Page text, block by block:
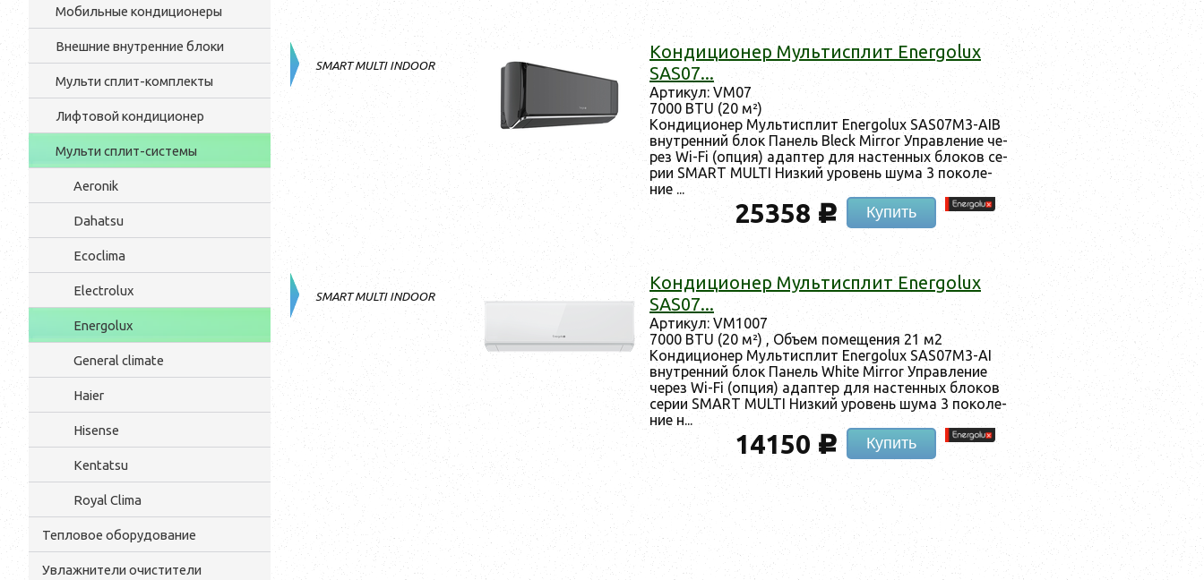
Мобильные кондиционеры
Внешние внутренние блоки
Мульти cплит-комплекты
Лифтовой кондиционер
Мульти сплит-системы
Aeronik
Dahatsu
Ecoclima
Electrolux
Energolux
General climate
Haier
Hisense
Kentatsu
Royal Clima
Тепловое оборудование
Увлажнители очистители
SMART MULTI INDOOR
Кон­ди­ци­онер Муль­тис­плит Energolux
SAS07...
Ар­ти­кул: VM07
7000 BTU (20 м²)
Кон­ди­ци­онер Муль­тис­плит Energolux SAS07M3-AIB
внут­ренний блок Па­нель Bleck Mirror Уп­равле­ние че­
рез Wi-Fi (оп­ция) адап­тер для нас­тенных бло­ков се­
рии SMART MULTI Низ­кий уро­вень шу­ма 3 по­коле­
ние ...
25358 c Купить
SMART MULTI INDOOR
Кон­ди­ци­онер Муль­тис­плит Energolux
SAS07...
Ар­ти­кул: VM1007
7000 BTU (20 м²) , Объ­ем по­меще­ния 21 м2
Кон­ди­ци­онер Муль­тис­плит Energolux SAS07M3-AI
внут­ренний блок Па­нель White Mirror Уп­равле­ние
че­рез Wi-Fi (оп­ция) адап­тер для нас­тенных бло­ков
се­рии SMART MULTI Низ­кий уро­вень шу­ма 3 по­коле­
ние н...
14150 c Купить